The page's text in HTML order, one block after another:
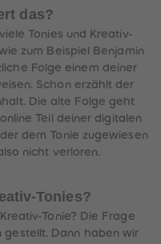
das?
Tonies und Kreativ-
zum Beispiel Benjamin
Folge einem deiner
Schon erzählt der
Die alte Folge geht
Teil deiner digitalen
dem Tonie zugewiesen
nicht verloren.
Tonies?
Tonie? Die Frage
gestellt. Dann haben wir